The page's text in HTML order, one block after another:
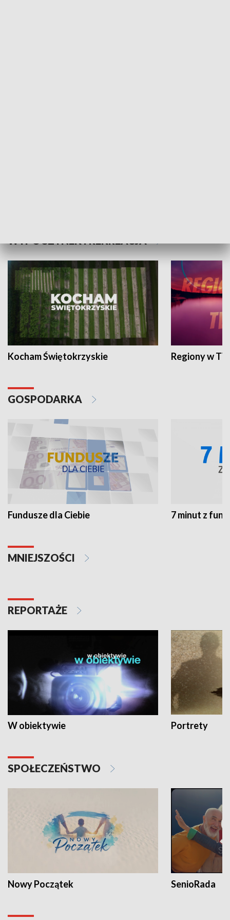
WYPOCZYNEK I REKREACJA
Kocham Świętokrzyskie Regiony w
GOSPODARKA
Fundusze dla Ciebie 7 minut z
MNIEJSZOŚCI
REPORTAŻE
W obiektywie Portrety
SPOŁECZEŃSTWO
Nowy Początek SenioRada